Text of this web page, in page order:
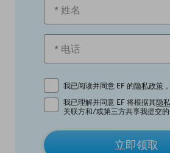
我已阅读并同意 EF 的隐私政策 。
我已理解并同意 EF 将根据其隐
关联方和/或第三方共享我提交的
立即领取